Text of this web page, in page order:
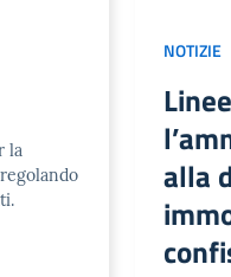
la
NOTIZIE
alla